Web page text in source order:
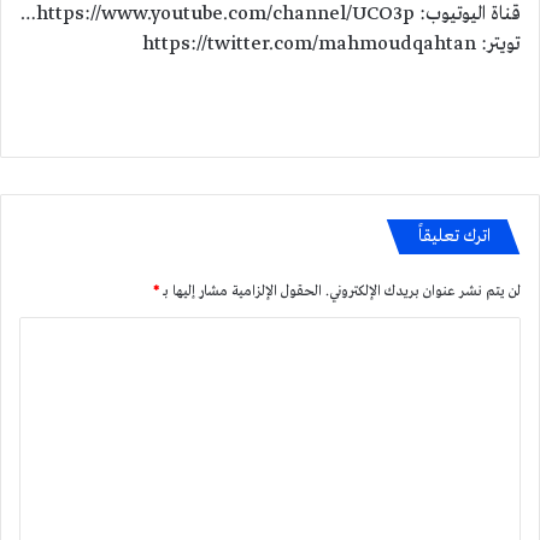
قناة اليوتيوب: https://www.youtube.com/channel/UCO3p…
تويتر: https://twitter.com/mahmoudqahtan
اترك تعليقاً
لن يتم نشر عنوان بريدك الإلكتروني. الحقول الإلزامية مشار إليها بـ*